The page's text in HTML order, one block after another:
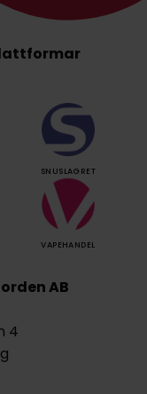
SNUSLAGRET
VAPEHANDEL
AB
4